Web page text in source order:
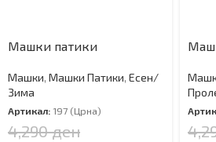
Машки патики
Машки, Машки Патики, Есен/
Зима
Артикал: 197 (Црна)
4,290ден